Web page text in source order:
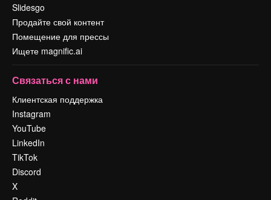
Slidesgo
Продайте свой контент
Помещение для прессы
Ищете magnific.ai
Связаться с нами
Клиентская поддержка
Instagram
YouTube
LinkedIn
TikTok
Discord
X